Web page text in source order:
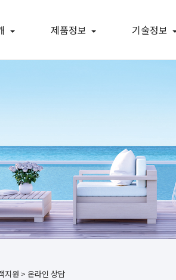
제품정보 기술정보
지원 > 온라인 상담